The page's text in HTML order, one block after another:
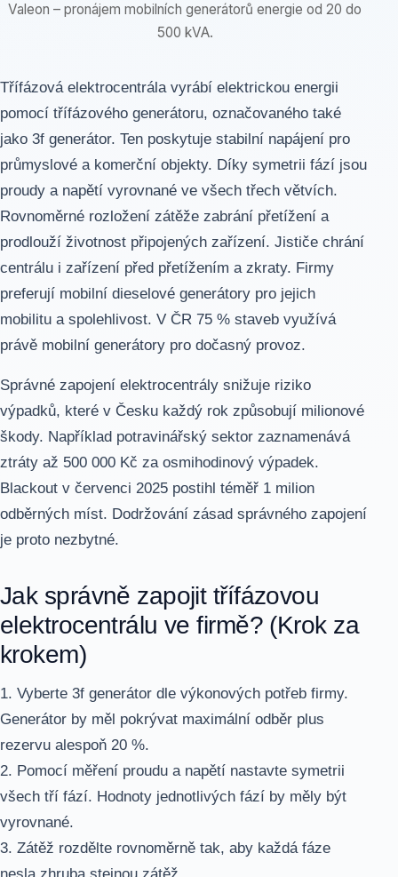
Valeon – pronájem mobilních generátorů energie od 20 do
500 kVA.
Třífázová elektrocentrála vyrábí elektrickou energii
pomocí třífázového generátoru, označovaného také
jako 3f generátor. Ten poskytuje stabilní napájení pro
průmyslové a komerční objekty. Díky symetrii fází jsou
proudy a napětí vyrovnané ve všech třech větvích.
Rovnoměrné rozložení zátěže zabrání přetížení a
prodlouží životnost připojených zařízení. Jističe chrání
centrálu i zařízení před přetížením a zkraty. Firmy
preferují mobilní dieselové generátory pro jejich
mobilitu a spolehlivost. V ČR 75 % staveb využívá
právě mobilní generátory pro dočasný provoz.
Správné zapojení elektrocentrály snižuje riziko
výpadků, které v Česku každý rok způsobují milionové
škody. Například potravinářský sektor zaznamenává
ztráty až 500 000 Kč za osmihodinový výpadek.
Blackout v červenci 2025 postihl téměř 1 milion
odběrných míst. Dodržování zásad správného zapojení
je proto nezbytné.
Jak správně zapojit třífázovou
elektrocentrálu ve firmě? (Krok za
krokem)
1. Vyberte 3f generátor dle výkonových potřeb firmy.
Generátor by měl pokrývat maximální odběr plus
rezervu alespoň 20 %.
2. Pomocí měření proudu a napětí nastavte symetrii
všech tří fází. Hodnoty jednotlivých fází by měly být
vyrovnané.
3. Zátěž rozdělte rovnoměrně tak, aby každá fáze